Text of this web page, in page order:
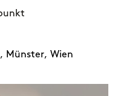
Consultant
, Münster, Wien